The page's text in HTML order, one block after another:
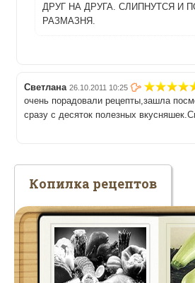
ДРУГ НА ДРУГА. СЛИПНУТСЯ И
РАЗМАЗНЯ.
Светлана 26.10.2011 10:25
очень порадовали рецепты,зашла
сразу с десяток полезных
Копилка рецептов